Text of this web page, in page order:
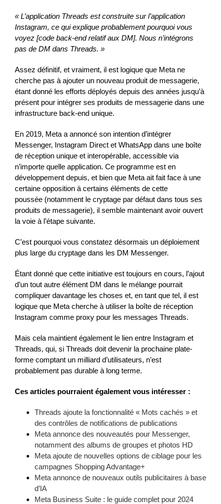
«L’application Threads est construite sur l’application
Instagram, ce qui explique probablement pourquoi vous
voyez [code back-end relatif aux DM]. Nous n’intégrons
pas de DM dans Threads. »
Assez définitif, et vraiment, il est logique que Meta ne
cherche pas à ajouter un nouveau produit de messagerie,
étant donné les efforts déployés depuis des années jusqu’à
présent pour intégrer ses produits de messagerie dans une
infrastructure back-end unique.
En 2019, Meta a annoncé son intention d’intégrer
Messenger, Instagram Direct et WhatsApp dans une boîte
de réception unique et interopérable, accessible via
n’importe quelle application. Ce programme est en
développement depuis, et bien que Meta ait fait face à une
certaine opposition à certains éléments de cette
poussée (notamment le cryptage par défaut dans tous ses
produits de messagerie), il semble maintenant avoir ouvert
la voie à l’étape suivante.
C’est pourquoi vous constatez désormais un déploiement
plus large du cryptage dans les DM Messenger.
Étant donné que cette initiative est toujours en cours, l’ajout
d’un tout autre élément DM dans le mélange pourrait
compliquer davantage les choses et, en tant que tel, il est
logique que Meta cherche à utiliser la boîte de réception
Instagram comme proxy pour les messages Threads.
Mais cela maintient également le lien entre Instagram et
Threads, qui, si Threads doit devenir la prochaine plate-
forme comptant un milliard d’utilisateurs, n’est
probablement pas durable à long terme.
Ces articles pourraient également vous intéresser :
Threads ajoute la fonctionnalité « Mots cachés » et
des contrôles de notifications de publications
Meta annonce des nouveautés pour Messenger,
notamment des albums de groupes et photos HD
Meta ajoute de nouvelles options de ciblage pour les
campagnes Shopping Advantage+
Meta annonce de nouveaux outils publicitaires à base
d’IA
Meta Business Suite : le guide complet pour 2024